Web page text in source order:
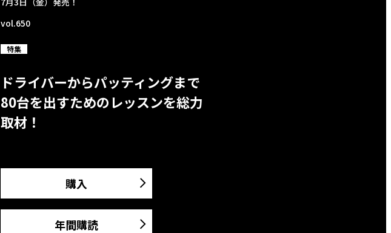
vol.650
特集
ドライバーからパッティングまで
80台を出すためのレッスンを総力
取材！
購入
年間購読